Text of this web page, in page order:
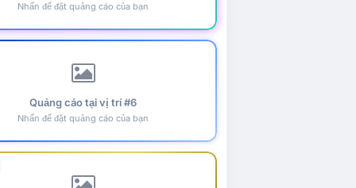
Nhấn để đặt quảng cáo của bạn
Quảng cáo tại vị trí #6
Nhấn để đặt quảng cáo của bạn